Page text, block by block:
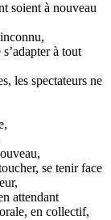
soient à nouveau
à tout
les spectateurs ne
se tenir face
attendant
en collectif,